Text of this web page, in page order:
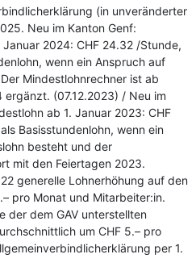
(in unveränderter
Neu im Kanton Genf:
2024: CHF 24.32 /Stunde,
wenn ein Anspruch auf
Mindestlohnrechner ist ab
(07.12.2023) / Neu im
ab 1. Januar 2023: CHF
Basisstundenlohn, wenn ein
besteht und der
mit den Feiertagen 2023.
generelle Lohnerhöhung auf den
pro Monat und Mitarbeiter:in.
der dem GAV unterstellten
um CHF 5.– pro
per 1.